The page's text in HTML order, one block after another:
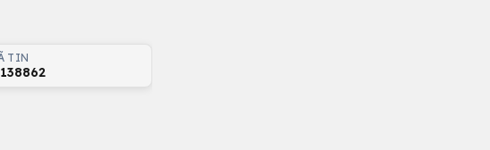
TIN